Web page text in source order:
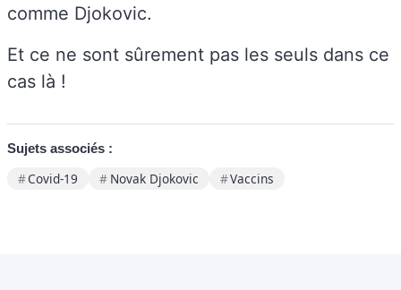
comme Djokovic.
Et ce ne sont sûrement pas les seuls dans ce
cas là !
Sujets associés :
Covid-19 Novak Djokovic Vaccins